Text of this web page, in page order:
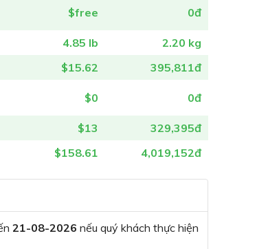
$free 0đ
4.85 lb
2.20 kg
$15.62
395,811đ
$0 0đ
$13
329,395đ
$158.61 4,019,152đ
21-08-2026 nếu quý khách thực hiện